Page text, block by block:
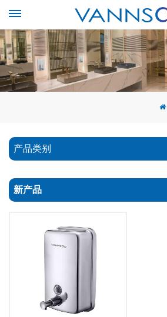
产品类别
新产品